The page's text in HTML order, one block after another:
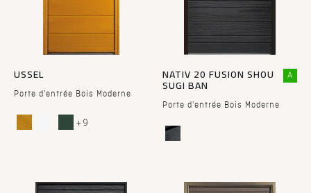
USSEL
Porte d'entrée Bois Moderne
+ 9
NATIV 20 FUSION SHOU
SUGI BAN
Porte d'entrée Bois Moderne
A